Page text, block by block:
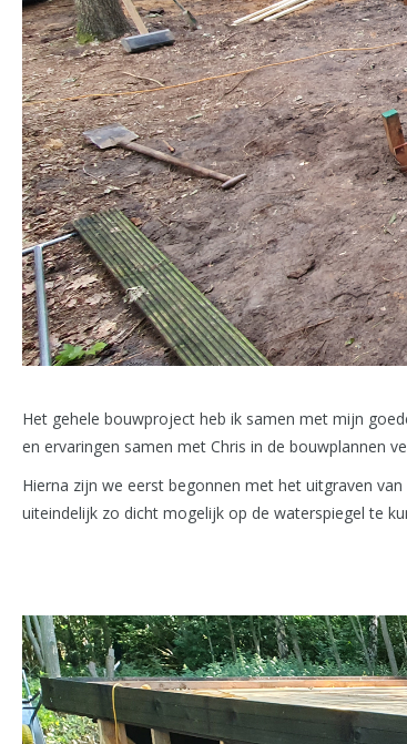
Het gehele bouwproject heb ik samen met mijn
en ervaringen samen met Chris in de bouwplannen
Hierna zijn we eerst begonnen met het uitgraven
uiteindelijk zo dicht mogelijk op de waterspiegel te